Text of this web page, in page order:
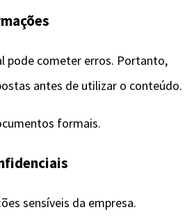
pode cometer erros. Portanto,
antes de utilizar o conteúdo.
formais.
sensíveis da empresa.